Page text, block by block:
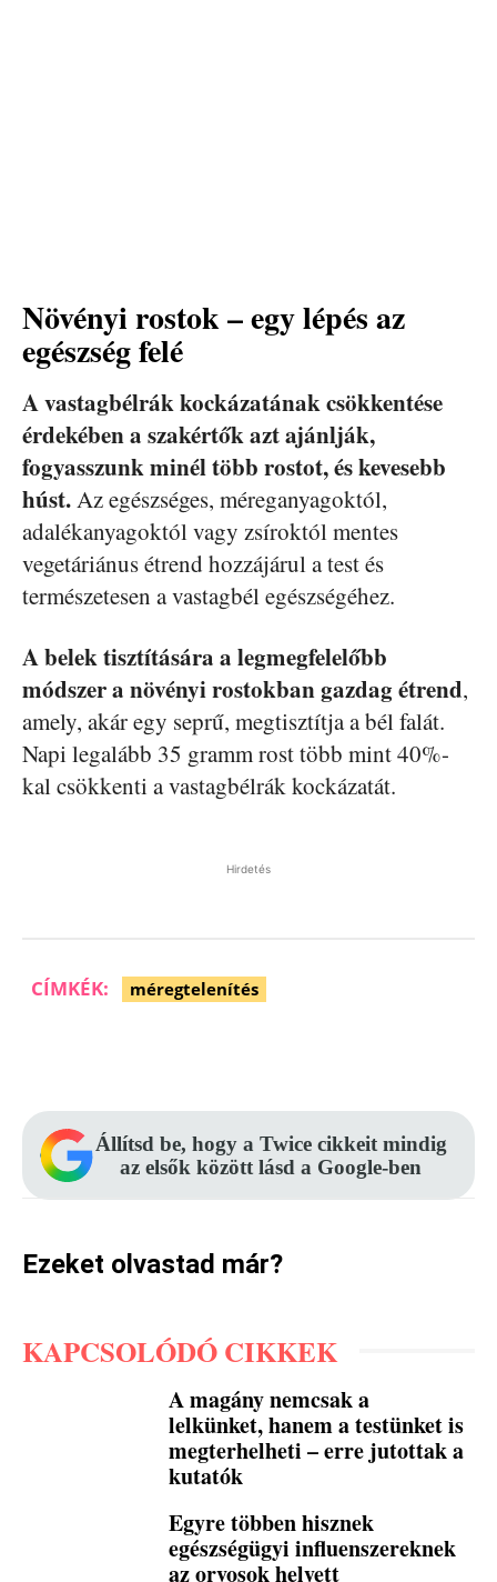
Növényi rostok – egy lépés az
egészség felé
A vastagbélrák kockázatának csökkentése
érdekében a szakértők azt ajánlják,
fogyasszunk minél több rostot, és kevesebb
húst.Az egészséges, méreganyagoktól,
adalékanyagoktól vagy zsíroktól mentes
vegetáriánus étrend hozzájárul a test és
természetesen a vastagbél egészségéhez.
A belek tisztítására a legmegfelelőbb
módszer a növényi rostokban gazdag étrend,
amely, akár egy seprű, megtisztítja a bél falát.
Napi legalább 35 gramm rost több mint 40%-
kal csökkenti a vastagbélrák kockázatát.
Hirdetés
CÍMKÉK: méregtelenítés
Állítsd be, hogy a Twice cikkeit mindig
az elsők között lásd a Google-ben
Ezeket olvastad már?
KAPCSOLÓDÓ CIKKEK
A magány nemcsak a
lelkünket, hanem a testünket is
megterhelheti – erre jutottak a
kutatók
Egyre többen hisznek
egészségügyi influenszereknek
az orvosok helyett